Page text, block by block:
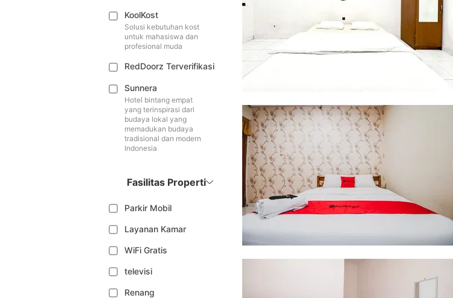
KoolKost
Solusi kebutuhan kost
untuk mahasiswa dan
profesional muda
RedDoorz Terverifikasi
Sunnera
Hotel bintang empat
yang terinspirasi dari
budaya lokal yang
memadukan budaya
tradisional dan modern
Indonesia
Fasilitas Properti
Parkir Mobil
Layanan Kamar
WiFi Gratis
televisi
Renang